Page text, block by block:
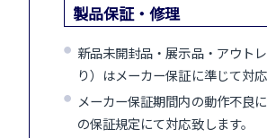
製品保証・修理
新品未開封品・展示品・アウト
り）はメーカー保証に準じて対応
メーカー保証期間内の動作不良
の保証規定にて対応致します。